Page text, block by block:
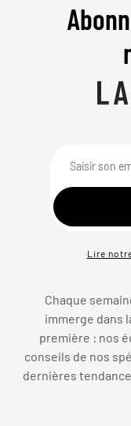
Lire
Chaque
immerge dans
première : nos
conseils de nos
dernières